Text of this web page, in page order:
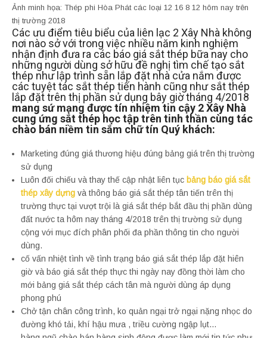
Ảnh minh họa: Thép phi Hòa Phát các loại 12 16 8 12 hôm nay trên
thị trường 2018
Các ưu điểm tiêu biểu của liên lạc 2 Xây Nhà không
nơi nào sở với trong việc nhiều năm kinh nghiệm
nhận định đưa ra các báo giá sắt thép bữa nay cho
những người dùng sở hữu đề nghị tìm chế tạo sắt
thép như lập trình sẵn lắp đặt nhà cửa nắm được
các tuyệt tác sắt thép tiến hành cũng như sắt thép
lắp đặt trên thị phần sử dụng bây giờ tháng 4/2018
mang sứ mạng được tín nhiệm tin cậy 2 Xây Nhà
cung ứng sắt thép học tập trên tinh thần cùng tác
chào bán niềm tin sắm chữ tín Quý khách:
Marketing đúng giá thương hiệu đúng bảng giá trên thị trường
sử dụng
Luôn đối chiếu và thay thế cập nhật liên tục bảng báo giá sắt
thép xây dựng và thông báo giá sắt thép tân tiến trên thị
trường thực tại vượt trội là giá sắt thép bắt đầu thị phần dùng
đất nước ta hôm nay tháng 4/2018 trên thị trường sử dụng
cộng với mục đích phân phối đa phần thông tin cho người
dùng.
cố vấn nhiệt tình về tình trạng báo giá sắt thép lắp đặt hiên
giờ và báo giá sắt thép thực thi ngày nay đồng thời làm cho
mới bảng giá sắt thép cách tân mà người dùng áp dụng
phong phú
Chở tận chân công trình, ko quản ngại trở ngại nặng nhọc do
đường khó tải, khí hậu mưa , triều cường ngập lụt…